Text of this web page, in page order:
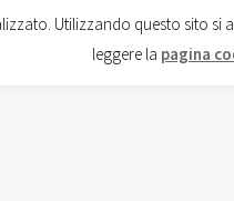
Utilizzando questo sito
leggere la pagina